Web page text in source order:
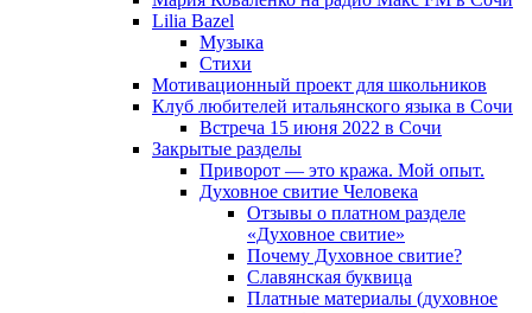
Lilia Bazel
Музыка
Cтихи
Мотивационный проект для школьников
Клуб любителей итальянского языка в Сочи
Встреча 15 июня 2022 в Сочи
Закрытые разделы
Приворот — это кража. Мой опыт.
Духовное свитие Человека
Отзывы о платном разделе
«Духовное свитие»
Почему Духовное свитие?
Славянская буквица
Платные материалы (духовное